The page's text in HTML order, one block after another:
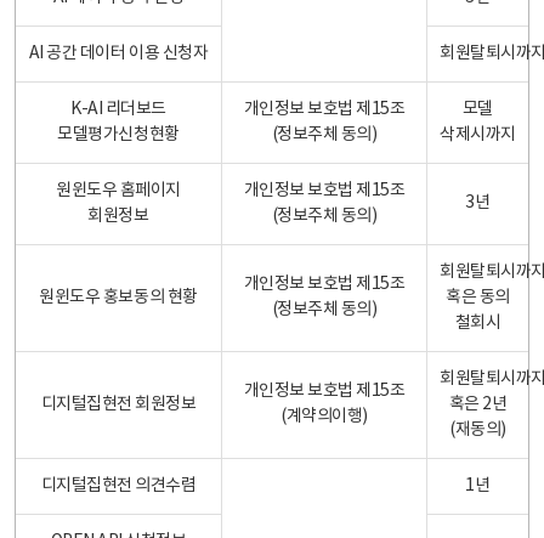
AI 공간 데이터 이용 신청자 회원탈퇴시까
K-AI 리더보드
모델평가신청현황
개인정보 보호법 제15조
(정보주체 동의)
모델
삭제시까지
원윈도우 홈페이지
회원정보
개인정보 보호법 제15조
(정보주체 동의)
3년
원윈도우 홍보동의 현황
개인정보 보호법 제15조
(정보주체 동의)
회원탈퇴시까
혹은 동의
철회시
디지털집현전 회원정보
개인정보 보호법 제15조
(계약의이행)
회원탈퇴시까
혹은 2년
(재동의)
디지털집현전 의견수렴 1년